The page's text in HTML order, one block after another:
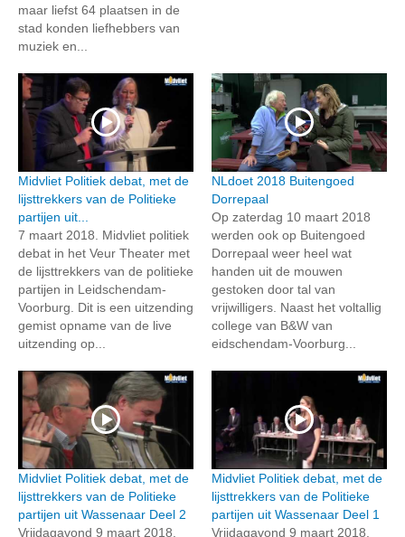
maar liefst 64 plaatsen in de
stad konden liefhebbers van
muziek en...
Midvliet Politiek debat, met de
lijsttrekkers van de Politieke
partijen uit...
7 maart 2018. Midvliet politiek
debat in het Veur Theater met
de lijsttrekkers van de politieke
partijen in Leidschendam-
Voorburg. Dit is een uitzending
gemist opname van de live
uitzending op...
NLdoet 2018 Buitengoed
Dorrepaal
Op zaterdag 10 maart 2018
werden ook op Buitengoed
Dorrepaal weer heel wat
handen uit de mouwen
gestoken door tal van
vrijwilligers. Naast het voltallig
college van B&W van
eidschendam-Voorburg...
Midvliet Politiek debat, met de
lijsttrekkers van de Politieke
partijen uit Wassenaar Deel 2
Vrijdagavond 9 maart 2018.
Midvliet Politiek debat, met de
lijsttrekkers van de Politieke
partijen uit Wassenaar Deel 1
Vrijdagavond 9 maart 2018.